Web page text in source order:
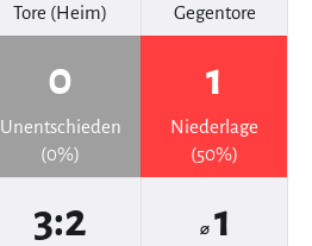
Tore (Heim) Gegentore
0
Unentschieden
(0%)
1
Niederlage
(50%)
3:2 ⌀ 1